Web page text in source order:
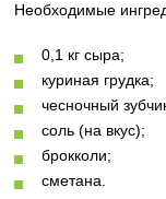
Необходимые
0,1 кг сыра;
куриная грудка;
чесночный
соль (на вкус);
брокколи;
сметана.